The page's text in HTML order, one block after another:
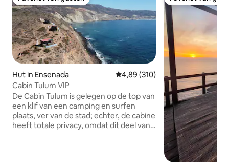
Favoriet van gasten
Hut in Ensenada Gemiddelde beoordeling van
4,89 (310)
Cabin Tulum VIP
De Cabin Tulum is gelegen op de top van
een klif van een camping en surfen
plaats, ver van de stad; echter, de cabine
heeft totale privacy, omdat dit deel van
Favoriet van